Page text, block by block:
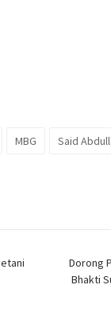
MBG Said
Dorong
Bhakti